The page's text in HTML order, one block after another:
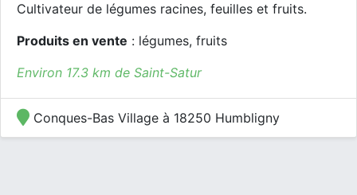
Cultivateur de légumes racines, feuilles et fruits.
Produits en vente : légumes, fruits
Environ 17.3 km de Saint-Satur
Conques-Bas Village à 18250 Humbligny